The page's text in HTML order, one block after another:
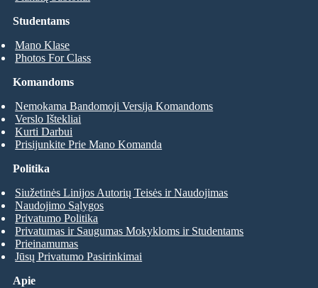
Studentams
Mano Klase
Photos For Class
Komandoms
Nemokama Bandomoji Versija Komandoms
Verslo Ištekliai
Kurti Darbui
Prisijunkite Prie Mano Komanda
Apie
Politika
Siužetinės Linijos Autorių Teisės ir Naudojimas
Naudojimo Sąlygos
Privatumo Politika
Privatumas ir Saugumas Mokykloms ir Studentams
Prieinamumas
Jūsų Privatumo Pasirinkimai